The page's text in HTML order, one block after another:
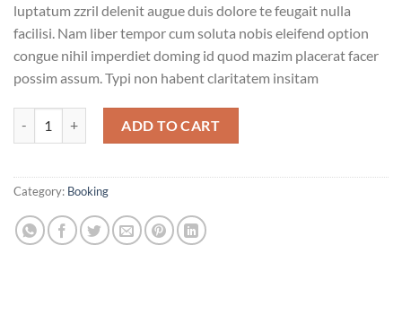
luptatum zzril delenit augue duis dolore te feugait nulla
facilisi. Nam liber tempor cum soluta nobis eleifend option
congue nihil imperdiet doming id quod mazim placerat facer
possim assum. Typi non habent claritatem insitam
ADD TO CART
Category: Booking